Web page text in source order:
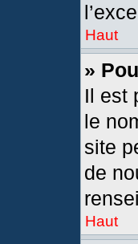
Haut
»
Il est
le
site
de
Haut